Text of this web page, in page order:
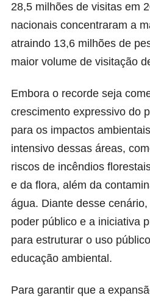
28,5 milhões de visitas em
nacionais concentraram a
atraindo 13,6 milhões de
maior volume de visitação
Embora o recorde seja
crescimento expressivo do
para os impactos
intensivo dessas áreas,
riscos de incêndios
e da flora, além da
água. Diante desse
poder público e a iniciativa
para estruturar o uso
educação ambiental.
Para garantir que a